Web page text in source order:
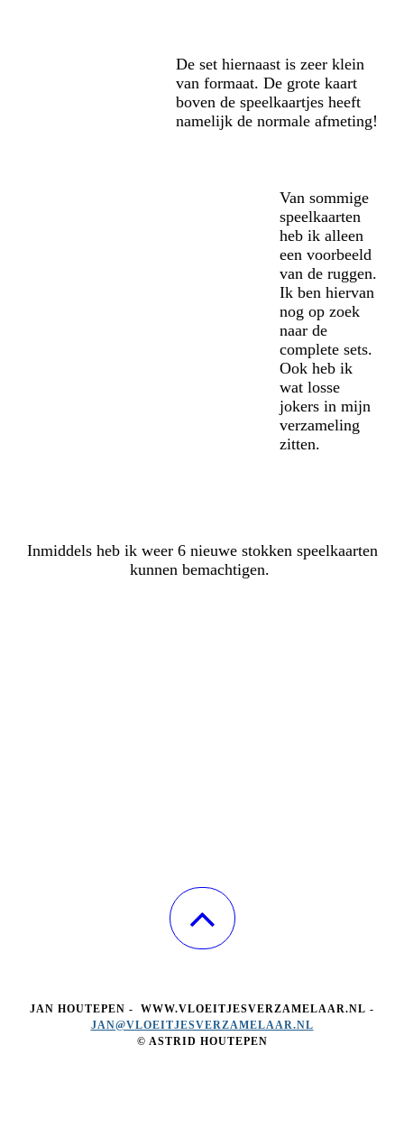
De set hiernaast is zeer klein
van formaat. De grote kaart
boven de speelkaartjes heeft
namelijk de normale afmeting!
Van sommige
speelkaarten
heb ik alleen
een voorbeeld
van de ruggen.
Ik ben hiervan
nog op zoek
naar de
complete sets.
Ook heb ik
wat losse
jokers in mijn
verzameling
zitten.
Inmiddels heb ik weer 6 nieuwe stokken speelkaarten
kunnen bemachtigen.
JAN HOUTEPEN - WWW.VLOEITJESVERZAMELAAR.NL -
JAN@VLOEITJESVERZAMELAAR.NL
© ASTRID HOUTEPEN